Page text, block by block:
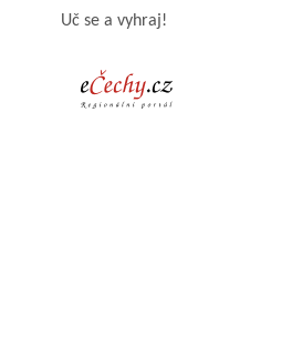
Uč se a vyhraj!